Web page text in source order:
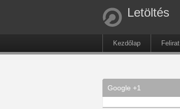
Letöltés
Kezdőlap Felirat
Google +1